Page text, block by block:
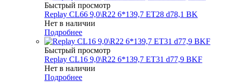
Быстрый просмотр
Replay CL66 9,0\R22 6*139,7 ET28 d78,1 BK
Нет в наличии
Подробнее
Быстрый просмотр
Replay CL16 9,0\R22 6*139,7 ET31 d77,9 BKF
Нет в наличии
Подробнее